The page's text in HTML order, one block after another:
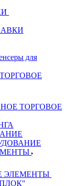
для
ТОРГОВОЕ
ЭЛЕМЕНТЫ